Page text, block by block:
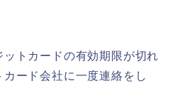
トカードの有効期限が切れ
ード会社に一度連絡をし